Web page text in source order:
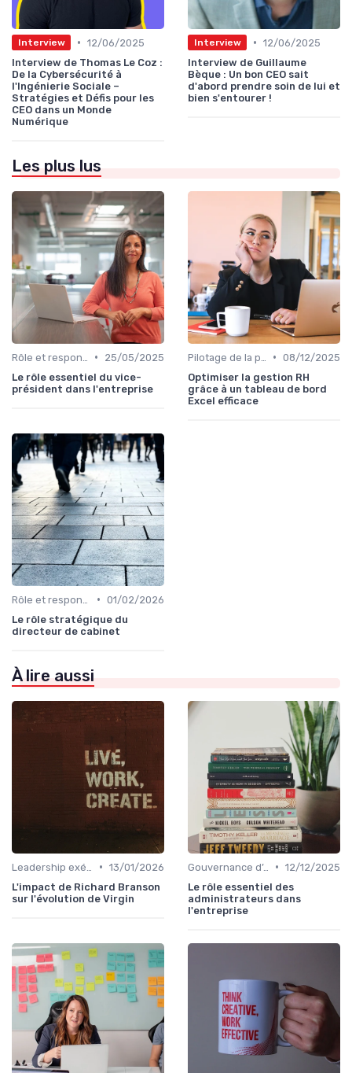
Interview • 12/06/2025
Interview de Thomas Le Coz :
De la Cybersécurité à
l'Ingénierie Sociale –
Stratégies et Défis pour les
CEO dans un Monde
Numérique
Interview • 12/06/2025
Interview de Guillaume
Bèque : Un bon CEO sait
d'abord prendre soin de lui et
bien s'entourer !
Les plus lus
•
25/05/2025
Le rôle essentiel du vice-
président dans l'entreprise
• 08/12/2025
Optimiser la gestion RH
grâce à un tableau de bord
Excel efficace
• 01/02/2026
Le rôle stratégique du
directeur de cabinet
À lire aussi
• 13/01/2026
L'impact de Richard Branson
sur l'évolution de Virgin
Gouvernance d’entreprise • 12/12/2025
Le rôle essentiel des
administrateurs dans
l'entreprise